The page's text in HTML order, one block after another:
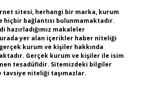
sitesi, herhangi bir marka, kurum
hiçbir bağlantısı bulunmamaktadır.
hazırladığımız makaleler
yer alan içerikler haber niteliği
kurum ve kişiler hakkında
Gerçek kurum ve kişiler ile isim
tesadüfidir. Sitemizdeki bilgiler
niteliği taşımazlar.